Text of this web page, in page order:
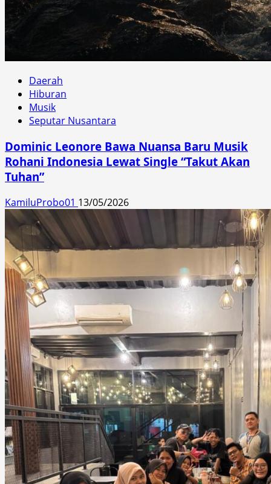
Daerah
Hiburan
Musik
Seputar Nusantara
Dominic Leonore Bawa Nuansa Baru Musik
Rohani Indonesia Lewat Single “Takut Akan
Tuhan”
KamiluProbo01 13/05/2026